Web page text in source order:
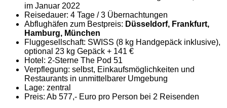
im Januar 2022
Reisedauer: 4 Tage / 3 Übernachtungen
Abflughäfen zum Bestpreis: Düsseldorf, Frankfurt,
Hamburg, München
Fluggesellschaft: SWISS (8 kg Handgepäck inklusive),
optional 23 kg Gepäck + 141 €
Hotel: 2-Sterne The Pod 51
Verpflegung: selbst, Einkaufsmöglichkeiten und
Restaurants in unmittelbarer Umgebung
Lage: zentral
Preis: Ab 577,- Euro pro Person bei 2 Reisenden